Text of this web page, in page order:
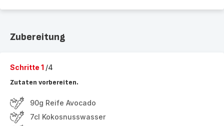
Zubereitung
Schritte 1 /4
Zutaten vorbereiten.
90g Reife Avocado
7cl Kokosnusswasser